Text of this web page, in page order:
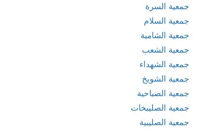
جمعية السرة
جمعية السلام
جمعية الشامية
جمعية الشعب
جمعية الشهداء
جمعية الشويخ
جمعية الصباحية
جمعية الصليبخات
جمعية الصليبية